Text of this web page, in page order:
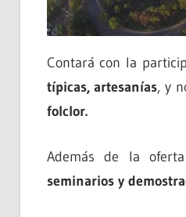
Contará con la
típicas, artesanías, y
folclor.
Además de la
seminarios y